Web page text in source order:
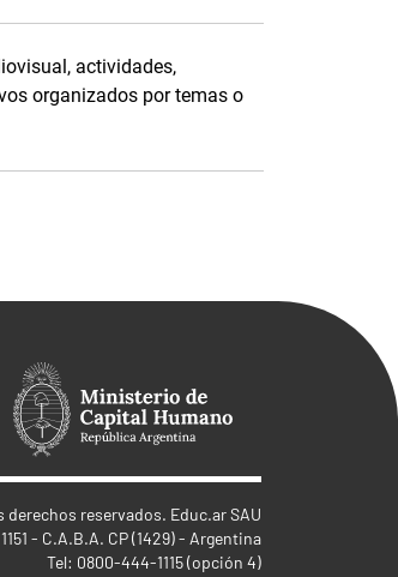
actividades,
organizados por temas o
derechos reservados. Educ.ar SAU
- C.A.B.A. CP (1429) - Argentina
Tel: 0800-444-1115 (opción 4)